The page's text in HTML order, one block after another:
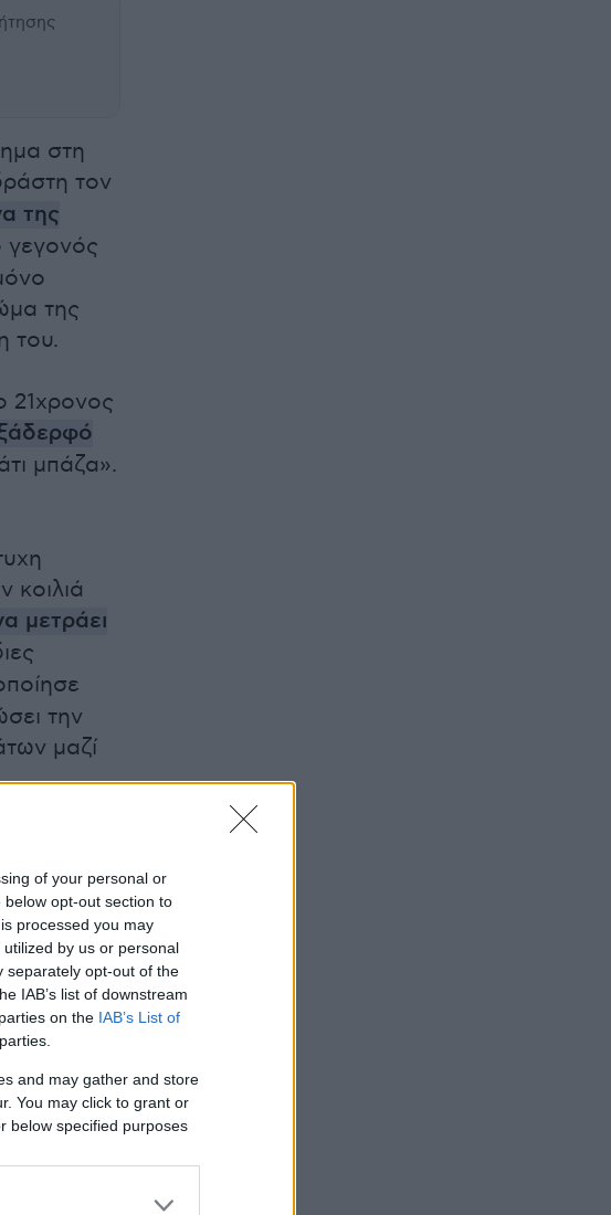
of your personal or
opt-out section to
processed you may
by us or personal
separately opt-out of the
IAB’s list of downstream
on the IAB’s List of
and may gather and store
You may click to grant or
below specified purposes
στη
τον
της
γεγονός
της
του.
21χρονος
μπάζα».
κοιλιά
μετράει
την
μαζί